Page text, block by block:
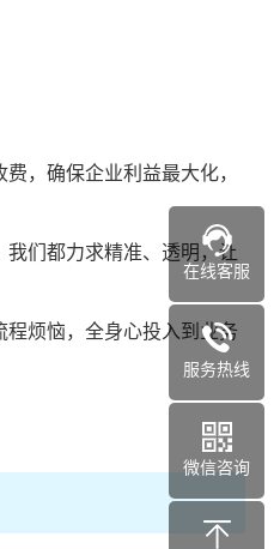
，确保企业利益最大化，
们都力求精准、透明，让
烦恼，全身心投入到业务
在线客服
服务热线
微信咨询